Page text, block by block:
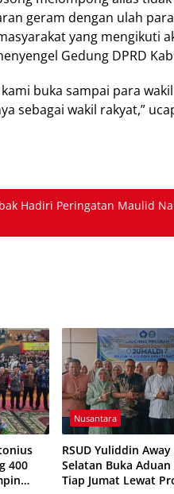
geram dengan ulah
yang mengikuti
Gedung DPRD
kami buka sampai para
sebagai wakil rakyat,”
Hadiri Peringatan Maulid
400
Nusantara
RSUD Yuliddin Away
Selatan Buka
Tiap Jumat Lewat